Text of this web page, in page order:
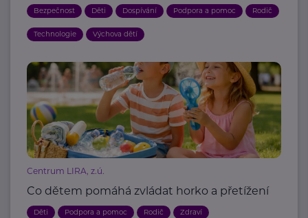
Bezpečnost Děti Dospívání Podpora a pomoc Rodič
Technologie Výchova dětí
Centrum LIRA, z.ú.
Co dětem pomáhá zvládat horko a přetížení
Děti Podpora a pomoc Rodič Zdraví